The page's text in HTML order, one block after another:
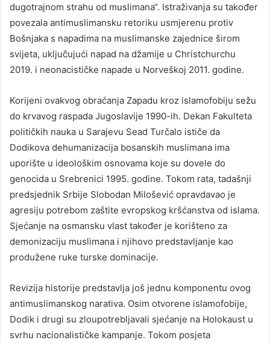
dugotrajnom strahu od muslimana“. Istraživanja su također
povezala antimuslimansku retoriku usmjerenu protiv
Bošnjaka s napadima na muslimanske zajednice širom
svijeta, uključujući napad na džamije u Christchurchu
2019. i neonacističke napade u Norveškoj 2011. godine.
Korijeni ovakvog obraćanja Zapadu kroz islamofobiju sežu
do krvavog raspada Jugoslavije 1990-ih. Dekan Fakulteta
političkih nauka u Sarajevu Sead Turčalo ističe da
Dodikova dehumanizacija bosanskih muslimana ima
uporište u ideološkim osnovama koje su dovele do
genocida u Srebrenici 1995. godine. Tokom rata, tadašnji
predsjednik Srbije Slobodan Milošević opravdavao je
agresiju potrebom zaštite evropskog kršćanstva od islama.
Sjećanje na osmansku vlast također je korišteno za
demonizaciju muslimana i njihovo predstavljanje kao
produžene ruke turske dominacije.
Revizija historije predstavlja još jednu komponentu ovog
antimuslimanskog narativa. Osim otvorene islamofobije,
Dodik i drugi su zloupotrebljavali sjećanje na Holokaust u
svrhu nacionalističke kampanje. Tokom posjeta